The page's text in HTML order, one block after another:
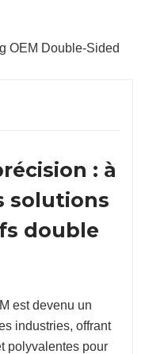
: à
solutions
double
est devenu un
industries, offrant
polyvalentes pour